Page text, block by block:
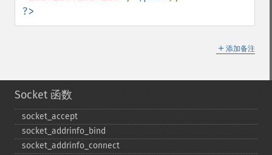
?>
＋ 添加备注
Socket 函数
socket_​accept
socket_​addrinfo_​bind
socket_​addrinfo_​connect